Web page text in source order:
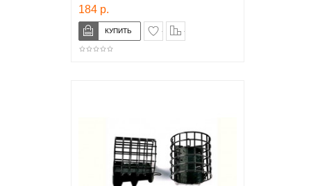
184 р.
в закладки